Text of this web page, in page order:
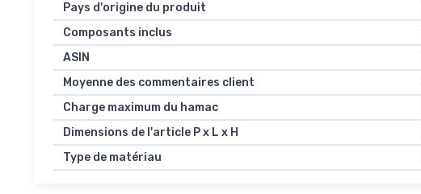
Pays d'origine du produit
Composants inclus
ASIN
Moyenne des commentaires client
Charge maximum du hamac
Dimensions de l'article P x L x H
Type de matériau